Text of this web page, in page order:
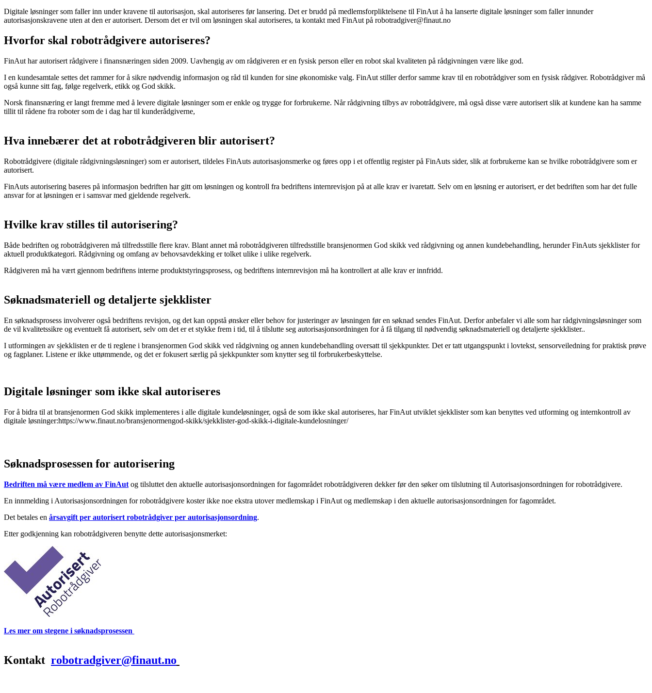
Digitale løsninger som faller inn under kravene til autorisasjon, skal autoriseres før lansering. Det er brudd på medlemsforpliktelsene til FinAut å ha lanserte digitale løsninger som faller innunder
autorisasjonskravene uten at den er autorisert. Dersom det er tvil om løsningen skal autoriseres, ta kontakt med FinAut på robotradgiver@finaut.no
Hvorfor skal robotrådgivere autoriseres?
FinAut har autorisert rådgivere i finansnæringen siden 2009. Uavhengig av om rådgiveren er en fysisk person eller en robot skal kvaliteten på rådgivningen være like god.
I en kundesamtale settes det rammer for å sikre nødvendig informasjon og råd til kunden for sine økonomiske valg. FinAut stiller derfor samme krav til en robotrådgiver som en fysisk rådgiver. Robotrådgiver må
også kunne sitt fag, følge regelverk, etikk og God skikk.
Norsk finansnæring er langt fremme med å levere digitale løsninger som er enkle og trygge for forbrukerne. Når rådgivning tilbys av robotrådgivere, må også disse være autorisert slik at kundene kan ha samme
tillit til rådene fra roboter som de i dag har til kunderådgiverne,
Hva innebærer det at robotrådgiveren blir autorisert?
Robotrådgivere (digitale rådgivningsløsninger) som er autorisert, tildeles FinAuts autorisasjonsmerke og føres opp i et offentlig register på FinAuts sider, slik at forbrukerne kan se hvilke robotrådgivere som er
autorisert.
FinAuts autorisering baseres på informasjon bedriften har gitt om løsningen og kontroll fra bedriftens internrevisjon på at alle krav er ivaretatt. Selv om en løsning er autorisert, er det bedriften som har det fulle
ansvar for at løsningen er i samsvar med gjeldende regelverk.
Hvilke krav stilles til autorisering?
Både bedriften og robotrådgiveren må tilfredsstille flere krav. Blant annet må robotrådgiveren tilfredsstille bransjenormen God skikk ved rådgivning og annen kundebehandling, herunder FinAuts sjekklister for
aktuell produktkategori. Rådgivning og omfang av behovsavdekking er tolket ulike i ulike regelverk.
Rådgiveren må ha vært gjennom bedriftens interne produktstyringsprosess, og bedriftens internrevisjon må ha kontrollert at alle krav er innfridd.
Søknadsmateriell og detaljerte sjekklister
En søknadsprosess involverer også bedriftens revisjon, og det kan oppstå ønsker eller behov for justeringer av løsningen før en søknad sendes FinAut. Derfor anbefaler vi alle som har rådgivningsløsninger som
de vil kvalitetssikre og eventuelt få autorisert, selv om det er et stykke frem i tid, til å tilslutte seg autorisasjonsordningen for å få tilgang til nødvendig søknadsmateriell og detaljerte sjekklister..
I utformingen av sjekklisten er de ti reglene i bransjenormen God skikk ved rådgivning og annen kundebehandling oversatt til sjekkpunkter. Det er tatt utgangspunkt i lovtekst, sensorveiledning for praktisk prøve
og fagplaner. Listene er ikke uttømmende, og det er fokusert særlig på sjekkpunkter som knytter seg til forbrukerbeskyttelse.
Digitale løsninger som ikke skal autoriseres
For å bidra til at bransjenormen God skikk implementeres i alle digitale kundeløsninger, også de som ikke skal autoriseres, har FinAut utviklet sjekklister som kan benyttes ved utforming og internkontroll av
digitale løsninger:https://www.finaut.no/bransjenormengod-skikk/sjekklister-god-skikk-i-digitale-kundelosninger/
Søknadsprosessen for autorisering
Bedriften må være medlem av FinAut og tilsluttet den aktuelle autorisasjonsordningen for fagområdet robotrådgiveren dekker før den søker om tilslutning til Autorisasjonsordningen for robotrådgivere.
En innmelding i Autorisasjonsordningen for robotrådgivere koster ikke noe ekstra utover medlemskap i FinAut og medlemskap i den aktuelle autorisasjonsordningen for fagområdet.
Det betales en årsavgift per autorisert robotrådgiver per autorisasjonsordning.
Etter godkjenning kan robotrådgiveren benytte dette autorisasjonsmerket:
Les mer om stegene i søknadsprosessen
Kontakt robotradgiver@finaut.no